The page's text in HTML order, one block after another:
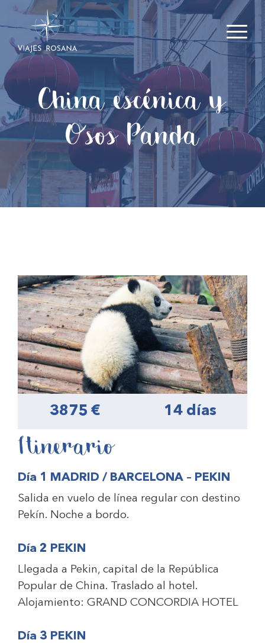
China escénica y
Osos Panda
3875 € 14 días
Itinerario
Día 1 MADRID / BARCELONA – PEKIN
Salida en vuelo de línea regular con destino
Pekín. Noche a bordo.
Día 2 PEKIN
Llegada a Pekin, capital de la República
Popular de China. Traslado al hotel.
Alojamiento: GRAND CONCORDIA HOTEL
Día 3 PEKIN